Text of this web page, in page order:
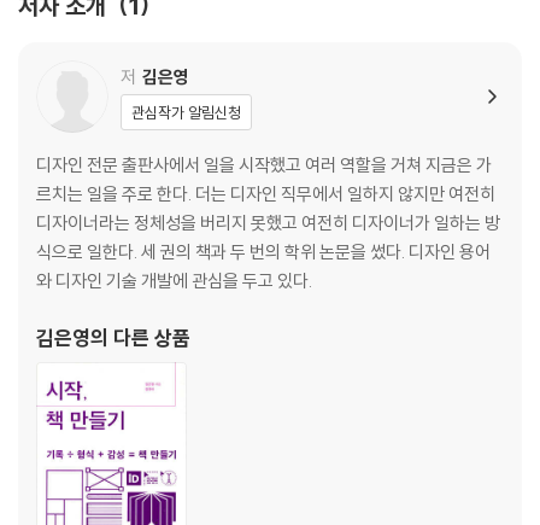
한글 글꼴의 분류체계
형태 중심의 글꼴 분류(안)
2. 글꼴 고르기
2-1 용도에 따라 고르기
제목용 글꼴과 본문용 글꼴
본문용 글꼴의 유의점
2-2 매체에 따라 고르기
인쇄물과 모니터의 차이
화면용 글꼴의 형태
화면용 글꼴의 굵기
2-3 함께 쓸 글꼴 고르기
저 김은영
관심작가 알림신청
디자인 전문 출판사에서 일을 시작했고 여러 역할을 거쳐 지금은 가
르치는 일을 주로 한다. 더는 디자인 직무에서 일하지 않지만 여전히
디자이너라는 정체성을 버리지 못했고 여전히 디자이너가 일하는 방
식으로 일한다. 세 권의 책과 두 번의 학위 논문을 썼다. 디자인 용어
와 디자인 기술 개발에 관심을 두고 있다.
김은영의 다른 상품